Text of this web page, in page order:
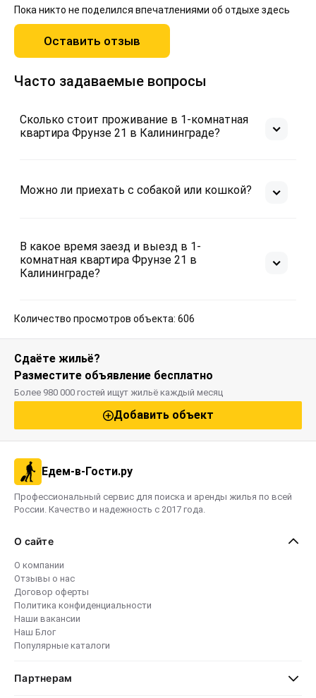
Пока никто не поделился впечатлениями об отдыхе здесь
Оставить отзыв
Часто задаваемые вопросы
Сколько стоит проживание в 1-комнатная
квартира Фрунзе 21 в Калининграде?
Можно ли приехать с собакой или кошкой?
В какое время заезд и выезд в 1-
комнатная квартира Фрунзе 21 в
Калининграде?
Количество просмотров объекта: 606
Сдаёте жильё?
Разместите объявление бесплатно
Более 980 000 гостей ищут жильё каждый месяц
Добавить объект
Едем-в-Гости.ру
Профессиональный сервис для поиска и аренды жилья по всей
России. Качество и надежность с 2017 года.
О сайте
О компании
Отзывы о нас
Договор оферты
Политика конфиденциальности
Наши вакансии
Наш Блог
Популярные каталоги
Партнерам